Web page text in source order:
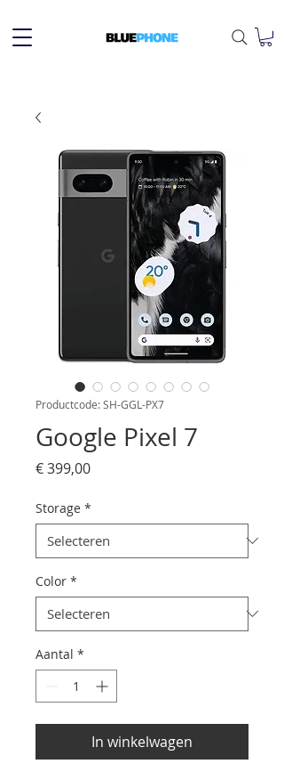
Productcode: SH-GGL-PX7
Google Pixel 7
€ 399,00Prijs
Storage *
Color *
Aantal *
In winkelwagen